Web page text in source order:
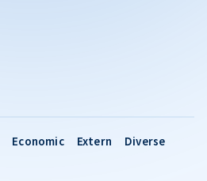
Economic Extern Diverse